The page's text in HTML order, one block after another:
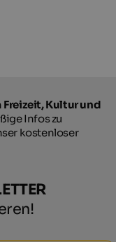
Freizeit, Kultur und
Infos zu
kostenloser